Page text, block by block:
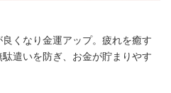
くなり金運アップ。疲れを癒す
遣いを防ぎ、お金が貯まりやす